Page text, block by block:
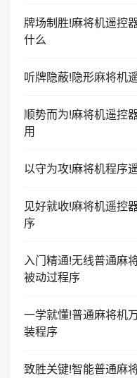
牌场制胜!麻将机遥控
什么
听牌隐蔽!隐形麻将机
顺势而为!麻将机遥控
用
以守为攻!麻将机程序
见好就收!麻将机遥控
序
入门精通!无线普通麻
被动过程序
一学就懂!普通麻将机
装程序
致胜关键!智能普通麻